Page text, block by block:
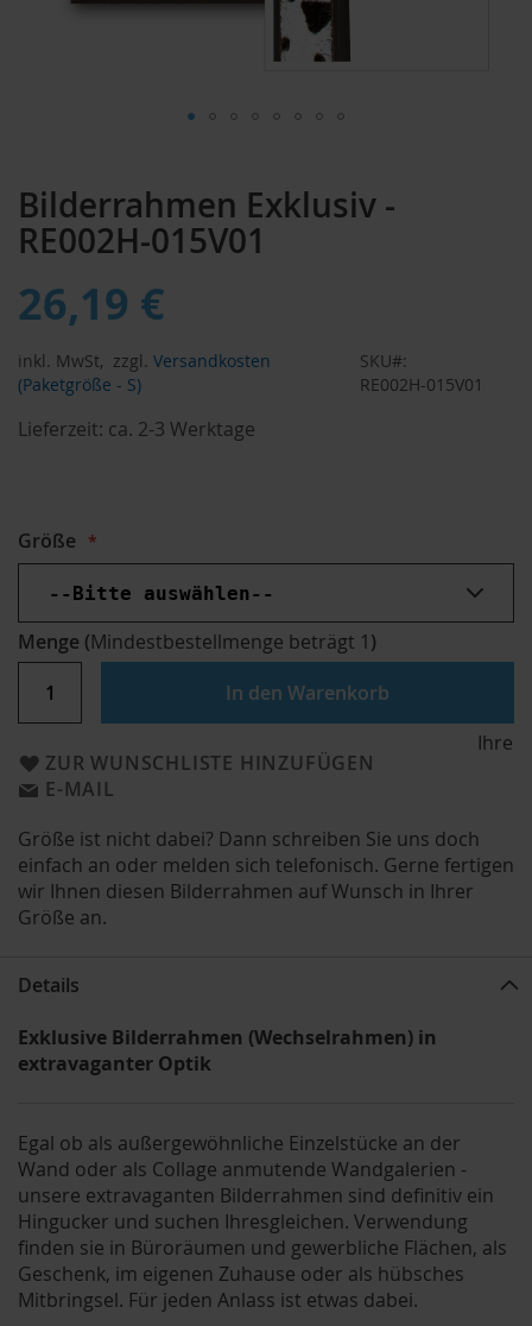
Bilderrahmen Exklusiv -
RE002H-015V01
26,19 €
inkl. MwSt, zzgl. Versandkosten
(Paketgröße - S)
SKU
RE002H-015V01
Lieferzeit: ca. 2-3 Werktage
Größe
Menge (Mindestbestellmenge beträgt 1)
In den Warenkorb
ZUR WUNSCHLISTE HINZUFÜGEN
E-MAIL
Ihre
Größe ist nicht dabei? Dann schreiben Sie uns doch
einfach an oder melden sich telefonisch. Gerne fertigen
wir Ihnen diesen Bilderrahmen auf Wunsch in Ihrer
Größe an.
der
Bildergalerie
springen
Details
Exklusive Bilderrahmen (Wechselrahmen) in
extravaganter Optik
Egal ob als außergewöhnliche Einzelstücke an der
Wand oder als Collage anmutende Wandgalerien -
unsere extravaganten Bilderrahmen sind definitiv ein
Hingucker und suchen Ihresgleichen. Verwendung
finden sie in Büroräumen und gewerbliche Flächen, als
Geschenk, im eigenen Zuhause oder als hübsches
Mitbringsel. Für jeden Anlass ist etwas dabei.